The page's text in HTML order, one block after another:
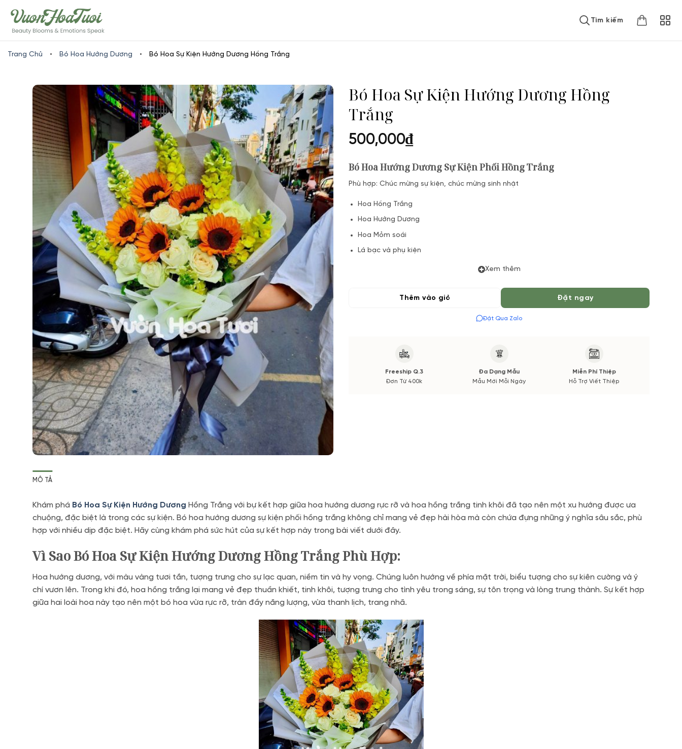
to
content
Tìm kiếm
Trang Chủ • Bó Hoa Hướng Dương • Bó Hoa Sự Kiện Hướng Dương Hồng Trắng
Bó Hoa Sự Kiện Hướng Dương Hồng
Trắng
500,000₫
Bó Hoa Hướng Dương Sự Kiện Phối Hồng Trắng
Phù hợp: Chúc mừng sự kiện, chúc mừng sinh nhật
Hoa Hồng Trắng
Hoa Hướng Dương
Hoa Mỏm soái
Lá bạc và phụ kiện
(*) Đơn hàng cần đặt trước tối thiểu 03 tiếng để được phục vụ tốt nhất. Màu hoa có thể
xác nhận từ Quý khách hàng.
Xem thêm
Thêm vào giỏ Đặt ngay
Đặt Qua Zalo
Freeship Q.3
Đơn Từ 400k
Đa Dạng Mẫu
Mẫu Mới Mỗi Ngày
Miễn Phí Thiệp
Hỗ Trợ Viết Thiệp
MÔ TẢ
Khám phá Bó Hoa Sự Kiện Hướng Dương Hồng Trắng với bự kết hợp giữa hoa hướng dương rực rỡ và hoa hồng trắng tinh khôi đã tạo nên một xu hướng được ưa
chuộng, đặc biệt là trong các sự kiện. Bó hoa hướng dương sự kiện phối hồng trắng không chỉ mang vẻ đẹp hài hòa mà còn chứa đựng những ý nghĩa sâu sắc, phù
hợp với nhiều dịp đặc biệt. Hãy cùng khám phá sức hút của sự kết hợp này trong bài viết dưới đây.
Vì Sao Bó Hoa Sự Kiện Hướng Dương Hồng Trắng Phù Hợp:
Hoa hướng dương, với màu vàng tươi tắn, tượng trưng cho sự lạc quan, niềm tin và hy vọng. Chúng luôn hướng về phía mặt trời, biểu tượng cho sự kiên cường và ý
chí vươn lên. Trong khi đó, hoa hồng trắng lại mang vẻ đẹp thuần khiết, tinh khôi, tượng trưng cho tình yêu trong sáng, sự tôn trọng và lòng trung thành. Sự kết hợp
giữa hai loài hoa này tạo nên một bó hoa vừa rực rỡ, tràn đầy năng lượng, vừa thanh lịch, trang nhã.